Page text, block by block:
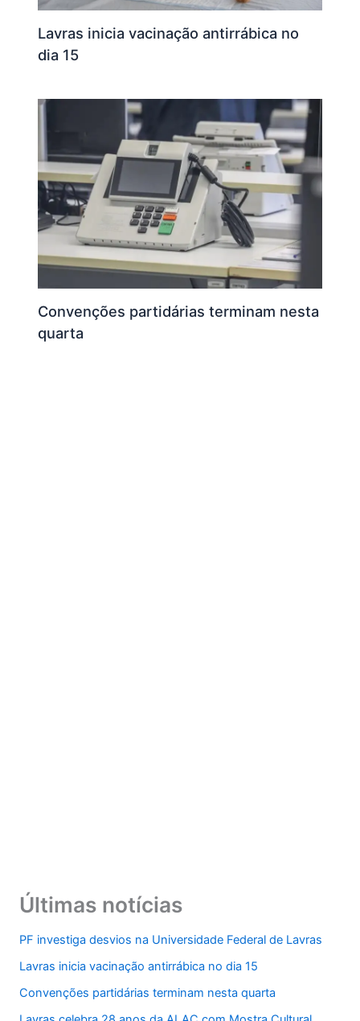
Lavras inicia vacinação antirrábica no
dia 15
Convenções partidárias terminam nesta
quarta
Últimas notícias
PF investiga desvios na Universidade Federal de Lavras
Lavras inicia vacinação antirrábica no dia 15
Convenções partidárias terminam nesta quarta